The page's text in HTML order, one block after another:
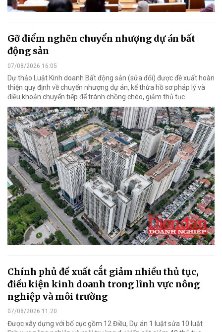
Gỡ điểm nghẽn chuyển nhượng dự án bất
động sản
07/08/2026 16:05
Dự thảo Luật Kinh doanh Bất động sản (sửa đổi) được đề xuất hoàn
thiện quy định về chuyển nhượng dự án, kế thừa hồ sơ pháp lý và
điều khoản chuyển tiếp để tránh chồng chéo, giảm thủ tục.
Chính phủ đề xuất cắt giảm nhiều thủ tục,
điều kiện kinh doanh trong lĩnh vực nông
nghiệp và môi trường
07/08/2026 11:20
Được xây dựng với bố cục gồm 12 Điều, Dự án 1 luật sửa 10 luật